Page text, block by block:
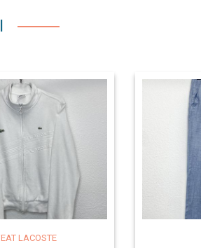
LACOSTE